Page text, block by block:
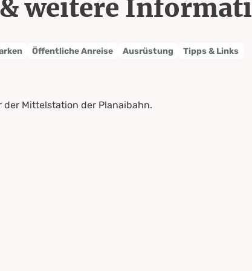
weitere
Öffentliche Anreise Ausrüstung Tipps & Links
Mittelstation der Planaibahn.